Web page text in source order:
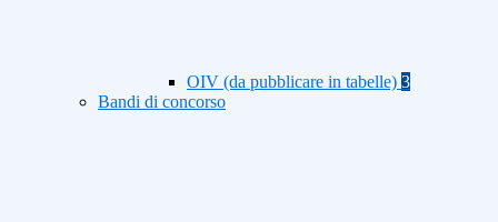
OIV (da pubblicare in tabelle) 3
Bandi di concorso